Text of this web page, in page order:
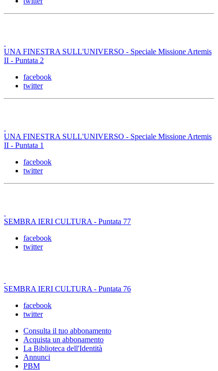
UNA FINESTRA SULL'UNIVERSO - Speciale Missione Artemis
II - Puntata 2
facebook
twitter
UNA FINESTRA SULL'UNIVERSO - Speciale Missione Artemis
II - Puntata 1
facebook
twitter
SEMBRA IERI CULTURA - Puntata 77
facebook
twitter
SEMBRA IERI CULTURA - Puntata 76
facebook
twitter
Consulta il tuo abbonamento
Acquista un abbonamento
La Biblioteca dell'Identità
Annunci
PBM